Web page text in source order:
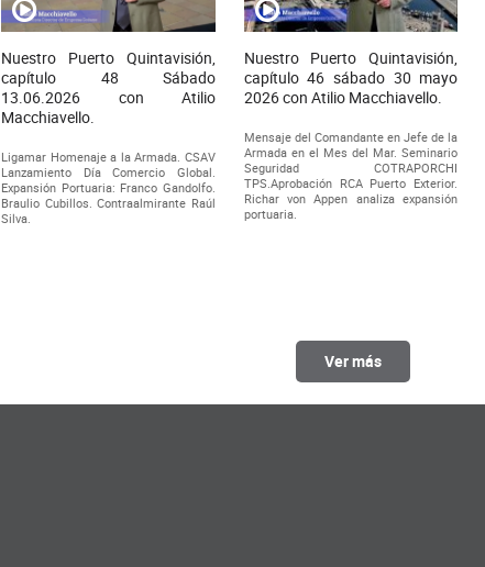
Nuestro Puerto Quintavisión,
capítulo 48 Sábado
13.06.2026 con Atilio
Macchiavello.
Ligamar Homenaje a la Armada. CSAV
Lanzamiento Día Comercio Global.
Expansión Portuaria: Franco Gandolfo.
Braulio Cubillos. Contraalmirante Raúl
Silva.
Nuestro Puerto Quintavisión,
capítulo 46 sábado 30 mayo
2026 con Atilio Macchiavello.
Mensaje del Comandante en Jefe de la
Armada en el Mes del Mar. Seminario
Seguridad COTRAPORCHI
TPS.Aprobación RCA Puerto Exterior.
Richar von Appen analiza expansión
portuaria.
Ver más